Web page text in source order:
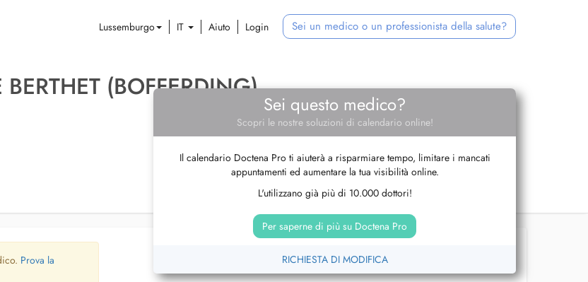
Lussemburgo IT Aiuto Login Sei un medico o un professionista della salute?
(BOFFERDING)
Sei questo medico?
Scopri le nostre soluzioni di calendario online!
Il calendario Doctena Pro ti aiuterà a risparmiare tempo, limitare i mancati
appuntamenti ed aumentare la tua visibilità online.
L'utilizzano già più di 10.000 dottori!
Per saperne di più su Doctena Pro
RICHIESTA DI MODIFICA
Prova la